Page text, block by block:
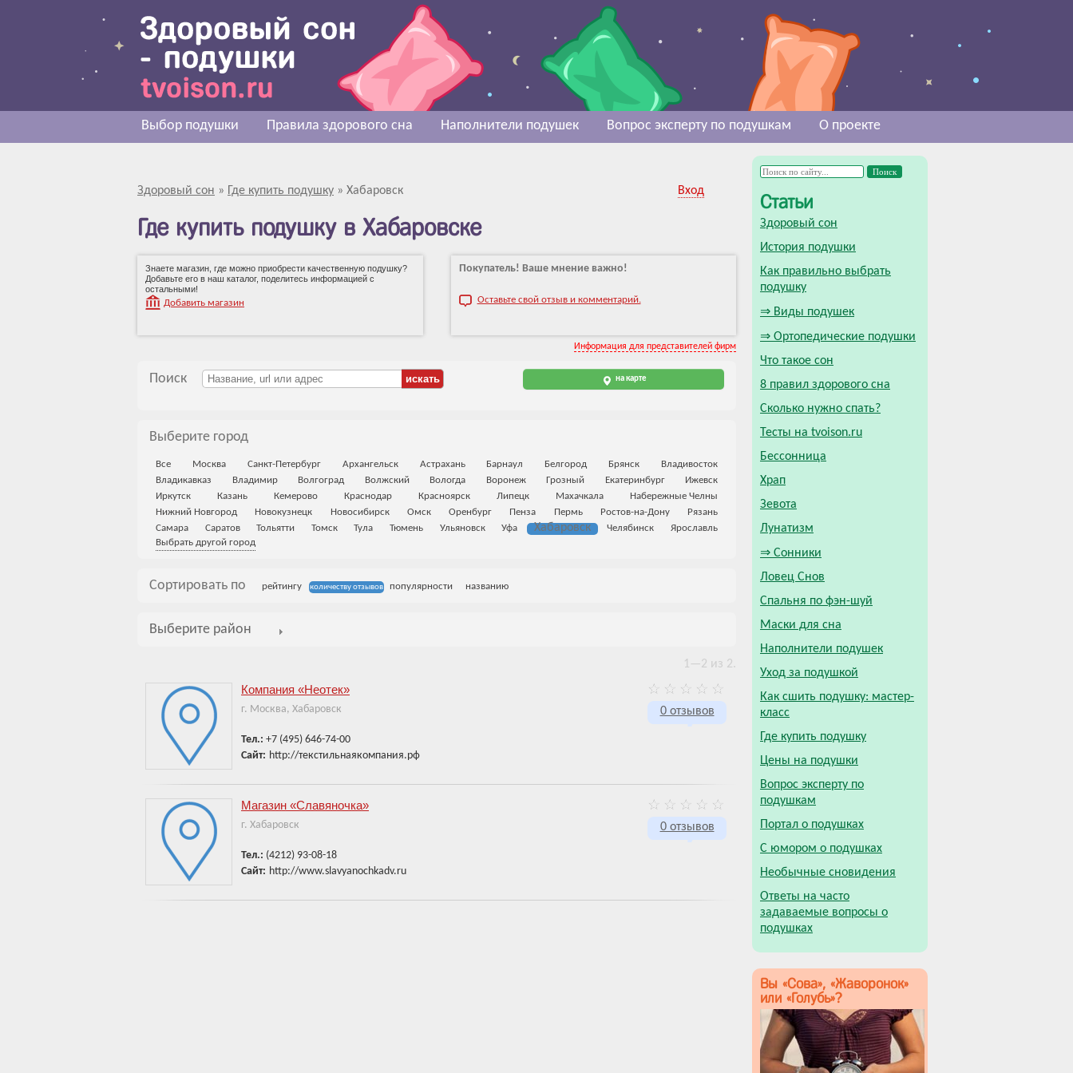
Выбор подушки Правила здорового сна Наполнители подушек Вопрос эксперту по подушкам О проекте
Здоровый сон » Где купить подушку » Хабаровск Вход
Где купить подушку в Хабаровске
Знаете магазин, где можно приобрести качественную подушку?
Добавьте его в наш каталог, поделитесь информацией с
остальными!
Добавить магазин
Покупатель! Ваше мнение важно!
Оставьте свой отзыв и комментарий.
Информация для представителей фирм
Поиск на карте
Выберите город
Все Москва Санкт-Петербург Архангельск Астрахань Барнаул Белгород Брянск
Владивосток
Владикавказ
Владимир Волгоград Волжский Вологда Воронеж Грозный Екатеринбург
Ижевск
Иркутск
Казань Кемерово Краснодар Красноярск Липецк Махачкала
Набережные Челны
Нижний Новгород
Новокузнецк Новосибирск Омск Оренбург Пенза Пермь Ростов-на-Дону
Рязань
Самара
Саратов Тольятти Томск Тула Тюмень Ульяновск Уфа Хабаровск Челябинск
Ярославль
Выбрать другой город
Сортировать по рейтингу количеству отзывов популярности названию
Выберите район
1—2 из 2.
0 отзывов
Компания «Неотек»
г. Москва, Хабаровск
Тел.: +7 (495) 646-74-00
Сайт: http://текстильнаякомпания.рф
0 отзывов
Магазин «Славяночка»
г. Хабаровск
Тел.: (4212) 93-08-18
Сайт: http://www.slavyanochkadv.ru
Статьи
Здоровый сон
История подушки
Как правильно выбрать
подушку
⇒ Виды подушек
⇒ Ортопедические подушки
Что такое сон
8 правил здорового сна
Сколько нужно спать?
Тесты на tvoison.ru
Бессонница
Храп
Зевота
Лунатизм
⇒ Сонники
Ловец Снов
Спальня по фэн-шуй
Маски для сна
Наполнители подушек
Уход за подушкой
Как сшить подушку: мастер-
класс
Где купить подушку
Цены на подушки
Вопрос эксперту по
подушкам
Портал о подушках
С юмором о подушках
Необычные сновидения
Ответы на часто
задаваемые вопросы о
подушках
Вы «Сова», «Жаворонок»
или «Голубь»?